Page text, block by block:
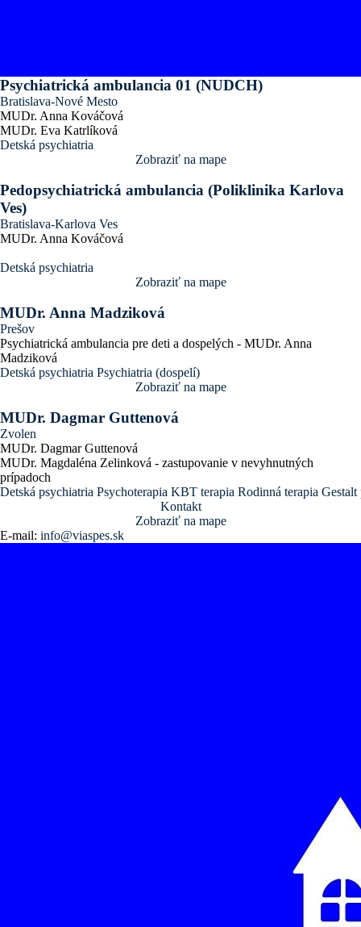
Psychiatrická ambulancia 01 (NUDCH)
Bratislava-Nové Mesto
MUDr. Anna Kováčová
MUDr. Eva Katrlíková
Detská psychiatria
Zobraziť na mape
Pedopsychiatrická ambulancia (Poliklinika Karlova
Ves)
Bratislava-Karlova Ves
MUDr. Anna Kováčová
Detská psychiatria
Zobraziť na mape
MUDr. Anna Madziková
Prešov
Psychiatrická ambulancia pre deti a dospelých - MUDr. Anna
Madziková
Detská psychiatria Psychiatria (dospelí)
Zobraziť na mape
MUDr. Dagmar Guttenová
Zvolen
MUDr. Dagmar Guttenová
MUDr. Magdaléna Zelinková - zastupovanie v nevyhnutných
prípadoch
Detská psychiatria Psychoterapia KBT terapia Rodinná terapia Gestalt
Kontakt
Zobraziť na mape
E-mail: info@viaspes.sk